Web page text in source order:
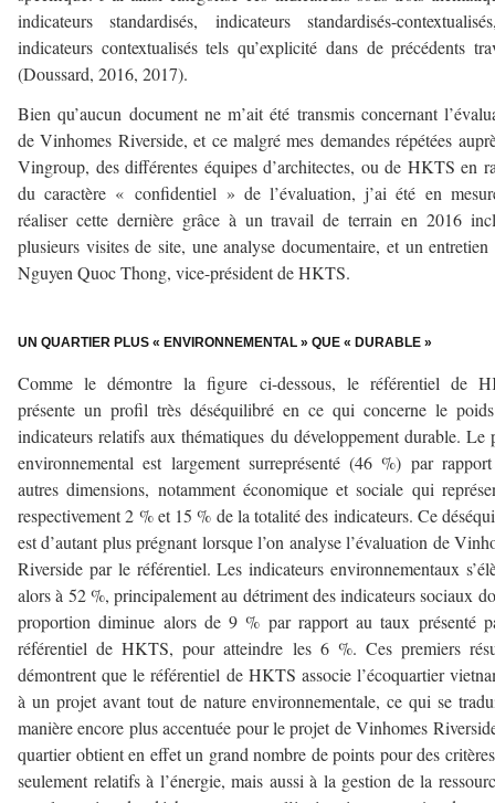
indicateurs standardisés, indicateurs standardisés-
indicateurs contextualisés tels qu’explicité dans de précédents
(Doussard, 2016, 2017).
Bien qu’aucun document ne m’ait été transmis concernant
de Vinhomes Riverside, et ce malgré mes demandes répétées
Vingroup, des différentes équipes d’architectes, ou de HKTS en
du caractère « confidentiel » de l’évaluation, j’ai été en
réaliser cette dernière grâce à un travail de terrain en 2016
plusieurs visites de site, une analyse documentaire, et un entretien
Nguyen Quoc Thong, vice-président de HKTS.
UN QUARTIER PLUS « ENVIRONNEMENTAL » QUE « DURABLE »
Comme le démontre la figure ci-dessous, le référentiel de
présente un profil très déséquilibré en ce qui concerne le
indicateurs relatifs aux thématiques du développement durable. Le
environnemental est largement surreprésenté (46 %) par
autres dimensions, notamment économique et sociale qui
respectivement 2 % et 15 % de la totalité des indicateurs. Ce
est d’autant plus prégnant lorsque l’on analyse l’évaluation de
Riverside par le référentiel. Les indicateurs environnementaux
alors à 52 %, principalement au détriment des indicateurs sociaux
proportion diminue alors de 9 % par rapport au taux présenté
référentiel de HKTS, pour atteindre les 6 %. Ces premiers
démontrent que le référentiel de HKTS associe l’écoquartier
à un projet avant tout de nature environnementale, ce qui se
manière encore plus accentuée pour le projet de Vinhomes
quartier obtient en effet un grand nombre de points pour des
seulement relatifs à l’énergie, mais aussi à la gestion de la